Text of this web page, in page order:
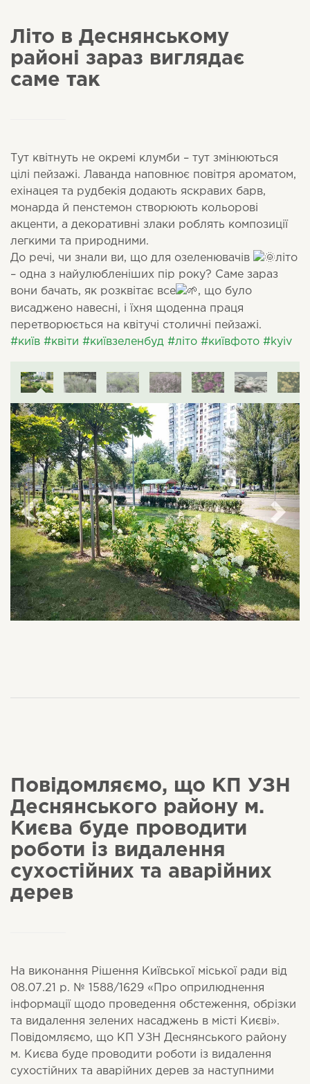
Літо в Деснянському
районі зараз виглядає
саме так
Тут квітнуть не окремі клумби – тут змінюються
цілі пейзажі. Лаванда наповнює повітря ароматом,
ехінацея та рудбекія додають яскравих барв,
монарда й пенстемон створюють кольорові
акценти, а декоративні злаки роблять композиції
легкими та природними.
До речі, чи знали ви, що для озеленювачів
літо
– одна з найулюбленіших пір року? Саме зараз
вони бачать, як розквітає все
, що було
висаджено навесні, і їхня щоденна праця
перетворюється на квітучі столичні пейзажі.
#київ #квіти #київзеленбуд #літо #київфото #kyiv
Повідомляємо, що КП УЗН
Деснянського району м.
Києва буде проводити
роботи із видалення
сухостійних та аварійних
дерев
На виконання Рішення Київської міської ради від
08.07.21 р. № 1588/1629 «Про оприлюднення
інформації щодо проведення обстеження, обрізки
та видалення зелених насаджень в місті Києві».
Повідомляємо, що КП УЗН Деснянського району
м. Києва буде проводити роботи із видалення
сухостійних та аварійних дерев за наступними